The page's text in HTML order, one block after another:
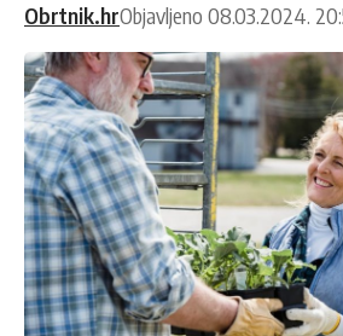
Obrtnik.hrObjavljeno 08.03.2024.